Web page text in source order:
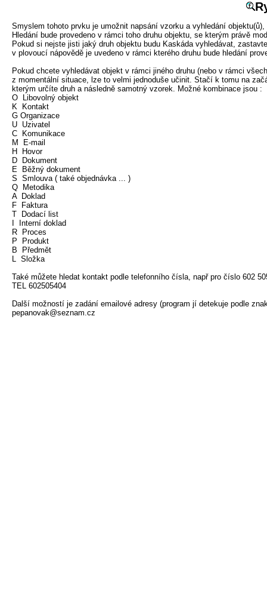
Smyslem tohoto prvku je umožnit napsání vzorku a vyhledání
Hledání bude provedeno v rámci toho druhu objektu, se kterým právě
Pokud si nejste jisti jaký druh objektu budu Kaskáda vyhledávat,
v plovoucí nápovědě je uvedeno v rámci kterého druhu bude hledání
Pokud chcete vyhledávat objekt v rámci jiného druhu (nebo v rámci
z momentální situace, lze to velmi jednoduše učinit. Stačí k tomu na
kterým určíte druh a následně samotný vzorek. Možné kombinace jsou :
O  Libovolný objekt
K  Kontakt
G Organizace
U  Uzivatel
C  Komunikace
M  E-mail
H  Hovor
D  Dokument
E  Běžný dokument
S  Smlouva ( také objednávka ... )
Q  Metodika
A  Doklad
F  Faktura
T  Dodací list
I  Interní doklad
R  Proces
P  Produkt
B  Předmět
L  Složka
Také můžete hledat kontakt podle telefonního čísla, např pro číslo 602
TEL 602505404
Další možností je zadání emailové adresy (program jí detekuje podle
pepanovak@seznam.cz